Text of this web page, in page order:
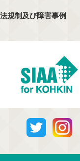
法規制及び障害事例